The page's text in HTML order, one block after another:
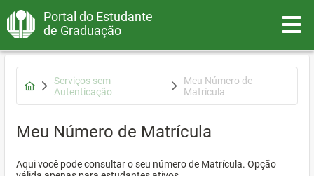
Portal do Estudante
de Graduação
Serviços sem
Autenticação
Meu Número de
Matrícula
Meu Número de Matrícula
Aqui você pode consultar o seu número de Matrícula. Opção